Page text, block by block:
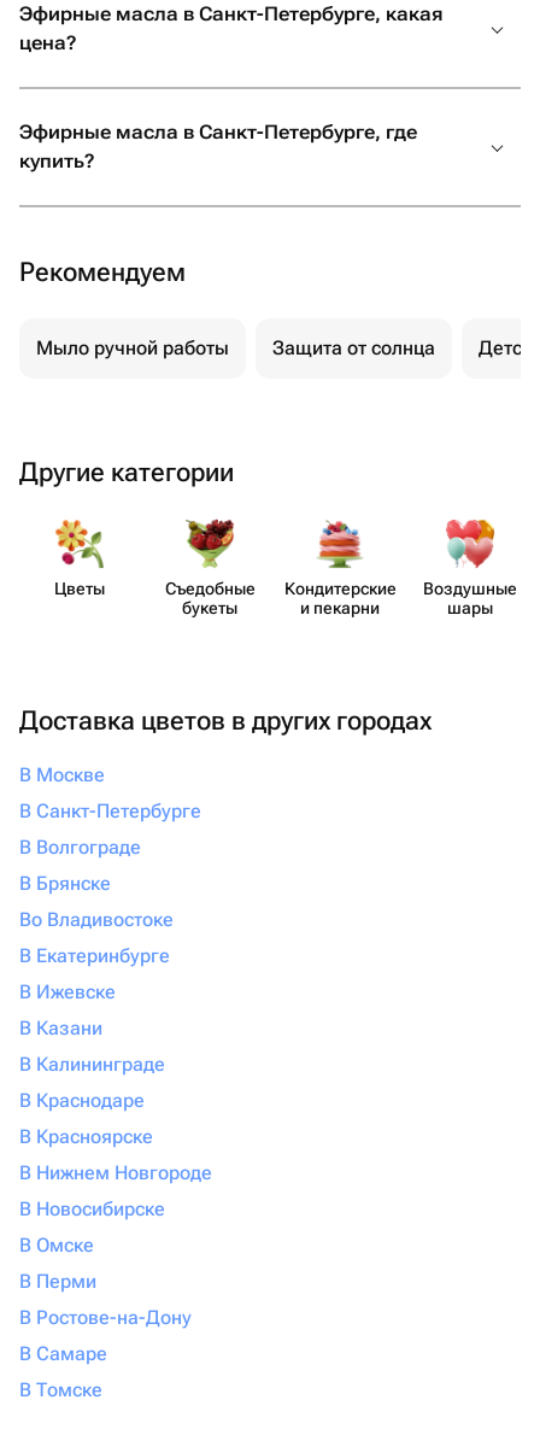
Эфирные масла в Санкт-Петербурге, какая
цена?
Эфирные масла в Санкт-Петербурге, где
купить?
Рекомендуем
Мыло ручной работы Защита от солнца
Другие категории
Цветы
Съедобные
букеты
Кондит​ерские
и пекарни
Воздушные
шары
Доставка цветов в других городах
В Москве
В Санкт-Петербурге
В Волгограде
В Брянске
Во Владивостоке
В Екатеринбурге
В Ижевске
В Казани
В Калининграде
В Краснодаре
В Красноярске
В Нижнем Новгороде
В Новосибирске
В Омске
В Перми
В Ростове-на-Дону
В Самаре
В Томске